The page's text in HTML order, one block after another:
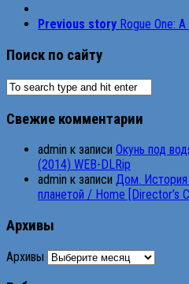
Previous story Rogue One:
Поиск по сайту
Свежие комментарии
admin к записи Окунь под
(2014) WEB-DLRip
admin к записи Дом. История
планетой / Home [Director’s
Архивы
Архивы